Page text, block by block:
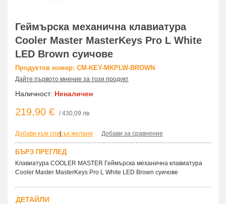
Геймърска механична клавиатура
Cooler Master MasterKeys Pro L White
LED Brown суичове
Продуктов номер: CM-KEY-MKPLW-BROWN
Дайте първото мнение за този продукт
Наличност: Неналичен
219,90 € / 430,09 лв
Добави към списък желани
| Добави за сравнение
БЪРЗ ПРЕГЛЕД
Клавиатура COOLER MASTER Геймърска механична клавиатура
Cooler Master MasterKeys Pro L White LED Brown суичове
ДЕТАЙЛИ